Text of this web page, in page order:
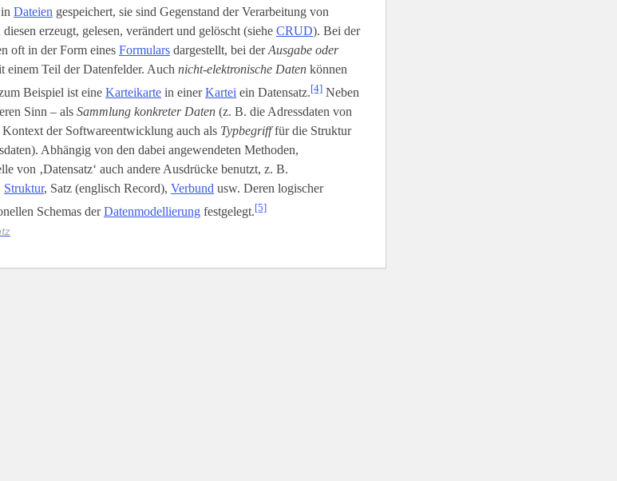
Dateien gespeichert, sie sind Gegenstand der Verarbeitung von
erzeugt, gelesen, verändert und gelöscht (siehe CRUD). Bei der
oft in der Form eines Formulars dargestellt, bei derAusgabe oder
einem Teil der Datenfelder. Auch nicht-elektronische Daten können
Beispiel ist eine Karteikarte in einerKartei ein Datensatz.[4] Neben
Sinn – als Sammlung konkreter Daten (z. B. die Adressdaten von
der Softwareentwicklung auch als Typbegrifffür die Struktur
Abhängig von den dabei angewendeten Methoden,
von ‚Datensatz‘ auch andere Ausdrücke benutzt, z. B.
Struktur, Satz (englisch Record), Verbund usw. Deren logischer
Schemas derDatenmodellierung festgelegt.[5]